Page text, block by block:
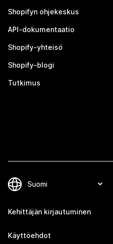
Shopifyn ohjekeskus
API-dokumentaatio
Shopify-yhteisö
Shopify-blogi
Tutkimus
Kehittäjän kirjautuminen
Käyttöehdot